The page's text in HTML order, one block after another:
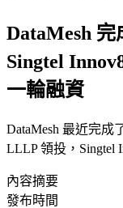
DataMesh 完
Singtel
一輪融資
DataMesh 最近完成
LLLP 領投，Singtel
內容摘要
發布時間